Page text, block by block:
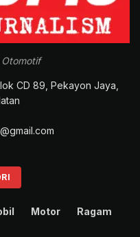
CD 89, Pekayon Jaya,
Motor Ragam